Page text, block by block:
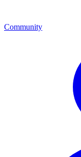
Community